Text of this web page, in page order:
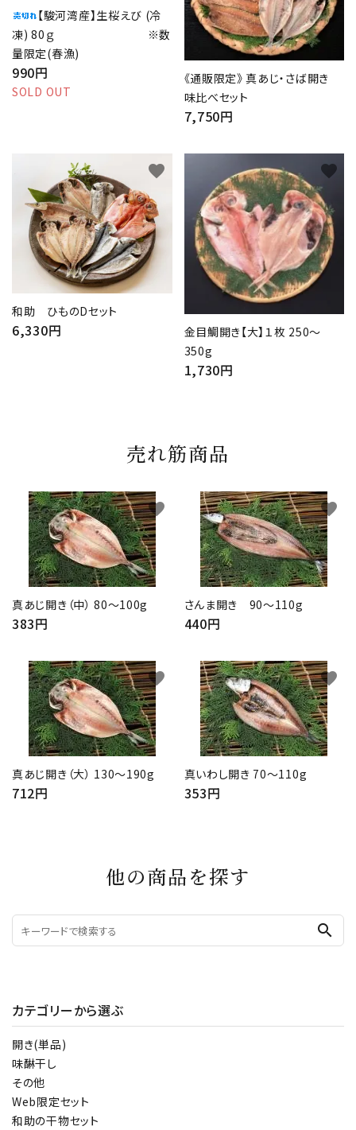
【駿河湾産】生桜えび (冷
凍) 80ｇ ※数
量限定(春漁)
990円
SOLD OUT
《通販限定》 真あじ・さば開き
味比べセット
7,750円
和助 ひものDセット
6,330円
favorite
金目鯛開き【大】１枚 250～
350g
1,730円
favorite
売れ筋商品
真あじ開き（中） 80～100g
383円
favorite
さんま開き 90～110g
440円
favorite
真あじ開き（大） 130～190g
712円
favorite
真いわし開き 70～110g
353円
favorite
他の商品を探す
search
カテゴリーから選ぶ
開き(単品)
味醂干し
その他
Web限定セット
和助の干物セット